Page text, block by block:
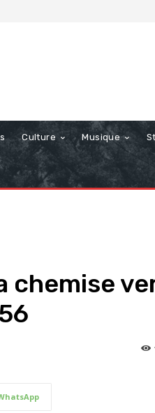
Culture Musique
chemise